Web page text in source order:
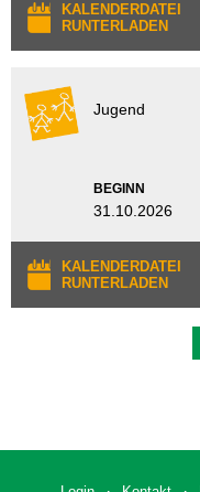
KALENDERDATEI
RUNTERLADEN
Jugend
BEGINN
31.10.2026
KALENDERDATEI
RUNTERLADEN